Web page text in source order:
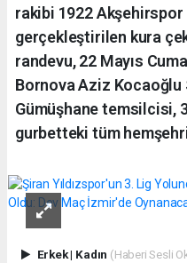
rakibi 1922
gerçekleştirilen kura
randevu, 22 Mayıs
Bornova Aziz Kocaoğlu
Gümüşhane temsilcisi,
gurbetteki tüm
Erkek| Kadın (Haberi Sesli